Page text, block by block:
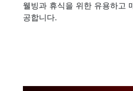
웰빙과 휴식을 위한 유용하고
공합니다.